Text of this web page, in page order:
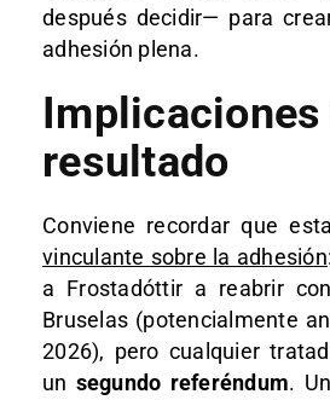
después decidir— para
adhesión plena.
Implicaciones
resultado
Conviene recordar que
vinculante sobre la adhesión
a Frostadóttir a reabrir
Bruselas (potencialmente
2026), pero cualquier
un segundo referéndum.